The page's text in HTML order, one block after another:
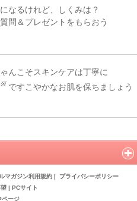
なるけれど、しくみは？
問＆プレゼントをもらおう
んこそスキンケアは丁寧に
※ ですこやかなお肌を保ちましょう
マガジン利用規約 | プライバシーポリシー
| PCサイト
ページ